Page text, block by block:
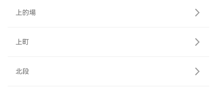
上的場
上町
北段